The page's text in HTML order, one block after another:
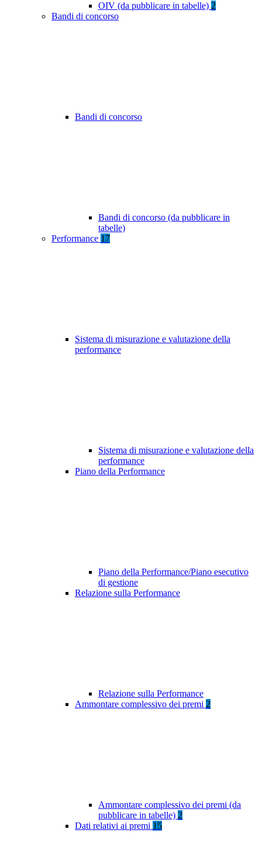
OIV (da pubblicare in tabelle) 2
Bandi di concorso
Bandi di concorso
Bandi di concorso (da pubblicare in
tabelle)
Performance 17
Sistema di misurazione e valutazione della
performance
Sistema di misurazione e valutazione della
performance
Piano della Performance
Piano della Performance/Piano esecutivo
di gestione
Relazione sulla Performance
Relazione sulla Performance
Ammontare complessivo dei premi 2
Ammontare complessivo dei premi (da
pubblicare in tabelle) 2
Dati relativi ai premi 15